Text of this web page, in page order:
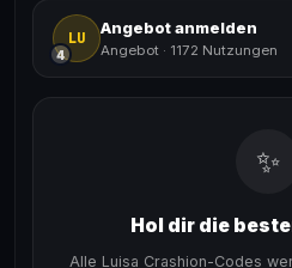
LU
4
Angebot anmelden
Angebot · 1172 Nutzungen
✨
Hol dir die
Alle Luisa Crashion-Codes